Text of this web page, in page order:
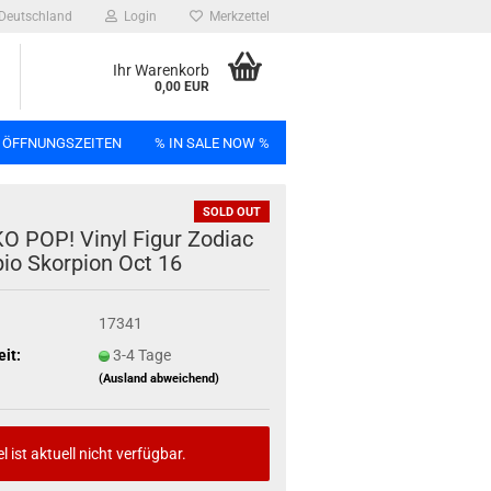
Deutschland Login Merkzettel
Ihr Warenkorb
0,00 EUR
% IN SALE NOW %
SOLD OUT
POP! Vinyl Figur Zo­diac
Skor­pi­on Oct 16
17341
3-4 Tage
(Ausland abweichend)
ist aktuell nicht verfügbar.